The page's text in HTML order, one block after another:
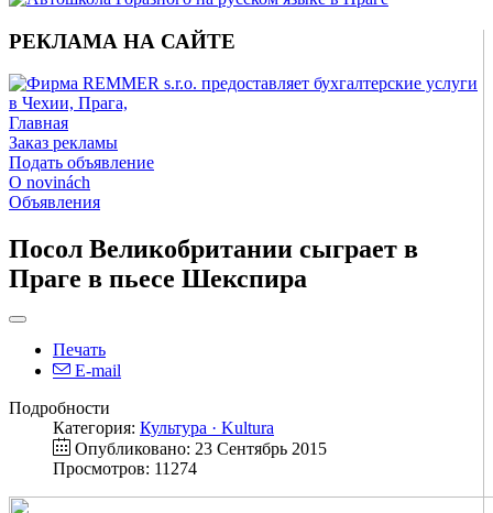
РЕКЛАМА НА САЙТЕ
Главная
Заказ рекламы
Подать объявление
O novinách
Объявления
Посол Великобритании сыграет в
Праге в пьесе Шекспира
Печать
E-mail
Подробности
Категория: Культура · Kultura
Опубликовано: 23 Сентябрь 2015
Просмотров: 11274